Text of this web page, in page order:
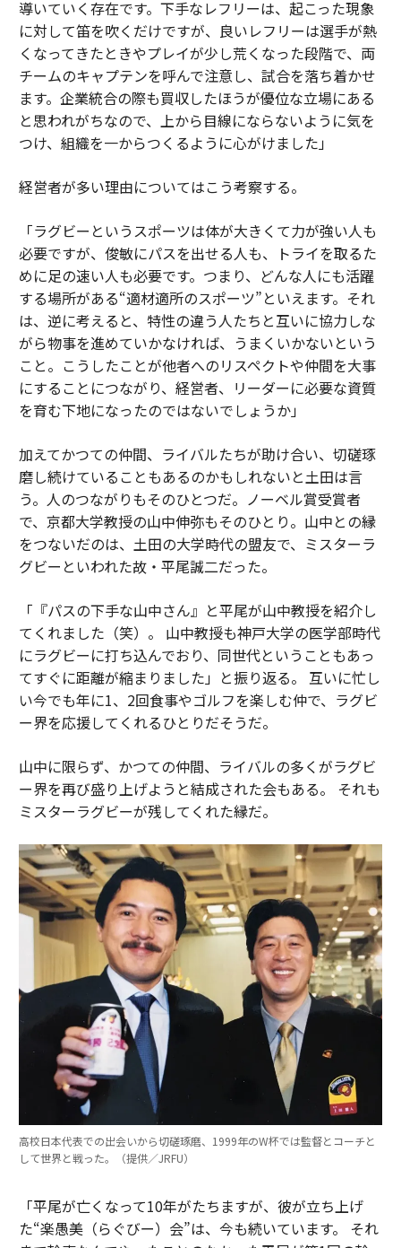
導いていく存在です。下手なレフリーは、起こった現象
に対して笛を吹くだけですが、良いレフリーは選手が熱
くなってきたときやプレイが少し荒くなった段階で、両
チームのキャプテンを呼んで注意し、試合を落ち着かせ
ます。企業統合の際も買収したほうが優位な立場にある
と思われがちなので、上から目線にならないように気を
つけ、組織を一からつくるように心がけました」
経営者が多い理由についてはこう考察する。
「ラグビーというスポーツは体が大きくて力が強い人も
必要ですが、俊敏にパスを出せる人も、トライを取るた
めに足の速い人も必要です。つまり、どんな人にも活躍
する場所がある“適材適所のスポーツ”といえます。それ
は、逆に考えると、特性の違う人たちと互いに協力しな
がら物事を進めていかなければ、うまくいかないという
こと。こうしたことが他者へのリスペクトや仲間を大事
にすることにつながり、経営者、リーダーに必要な資質
を育む下地になったのではないでしょうか」
加えてかつての仲間、ライバルたちが助け合い、切磋琢
磨し続けていることもあるのかもしれないと土田は言
う。人のつながりもそのひとつだ。ノーベル賞受賞者
で、京都大学教授の山中伸弥もそのひとり。山中との縁
をつないだのは、土田の大学時代の盟友で、ミスターラ
グビーといわれた故・平尾誠二だった。
「『パスの下手な山中さん』と平尾が山中教授を紹介し
てくれました（笑）。 山中教授も神戸大学の医学部時代
にラグビーに打ち込んでおり、同世代ということもあっ
てすぐに距離が縮まりました」と振り返る。 互いに忙し
い今でも年に1、2回食事やゴルフを楽しむ仲で、ラグビ
ー界を応援してくれるひとりだそうだ。
山中に限らず、かつての仲間、ライバルの多くがラグビ
ー界を再び盛り上げようと結成された会もある。 それも
ミスターラグビーが残してくれた縁だ。
高校日本代表での出会いから切磋琢磨、1999年のW杯では監督とコーチと
して世界と戦った。（提供／JRFU）
「平尾が亡くなって10年がたちますが、彼が立ち上げ
た“楽愚美（らぐびー）会”は、今も続いています。 それ